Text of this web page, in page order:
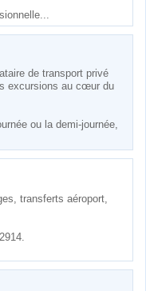
de transport privé
excursions au cœur du
ou la demi-journée,
transferts aéroport,